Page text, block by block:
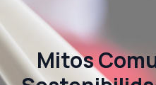
Mitos